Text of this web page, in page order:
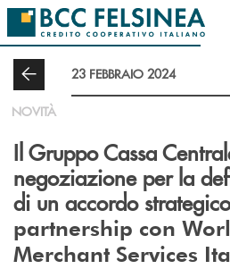
Salta al contenuto principale
23 FEBBRAIO 2024
NOVITÀ
Il Gruppo Cassa
negoziazione per la
di un accordo
partnership con
Merchant Services